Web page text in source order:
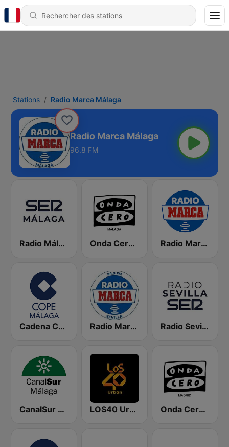
Stations Radio Marca Málaga
Radio Marca Málaga
96.8 FM
Radio Málaga SER Onda Cero Málaga Radio Marca Nacional
Cadena COPE Málaga Radio Marca Sevilla Radio Sevilla SER
CanalSur Radio Málaga LOS40 Urban Onda Cero Madrid